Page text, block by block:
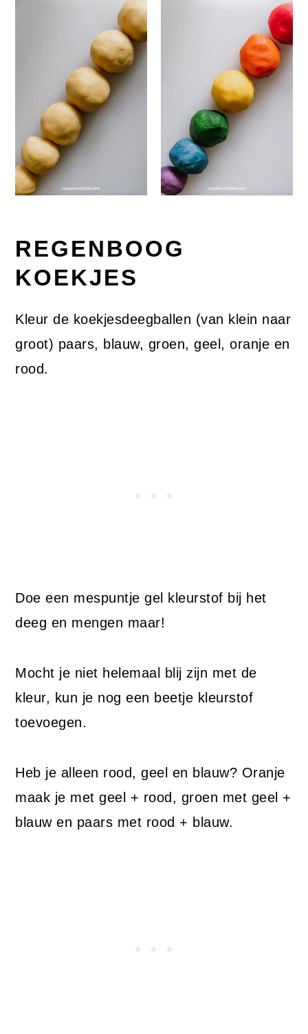
REGENBOOG
KOEKJES
Kleur de koekjesdeegballen (van klein naar
groot) paars, blauw, groen, geel, oranje en
rood.
Doe een mespuntje gel kleurstof bij het
deeg en mengen maar!
Mocht je niet helemaal blij zijn met de
kleur, kun je nog een beetje kleurstof
toevoegen.
Heb je alleen rood, geel en blauw? Oranje
maak je met geel + rood, groen met geel +
blauw en paars met rood + blauw.